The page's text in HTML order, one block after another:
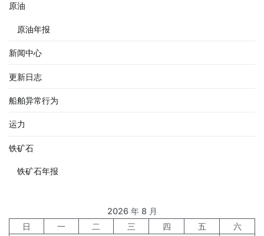
原油
原油年报
新闻中心
更新日志
船舶异常行为
运力
铁矿石
铁矿石年报
2026 年 8 月
日
一 二 三 四 五
六